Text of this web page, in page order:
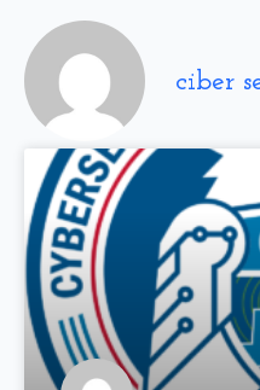
ciber